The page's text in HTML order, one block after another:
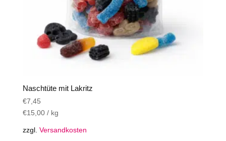
Naschtüte mit Lakritz
€7,45
€15,00/ kg
zzgl. Versandkosten